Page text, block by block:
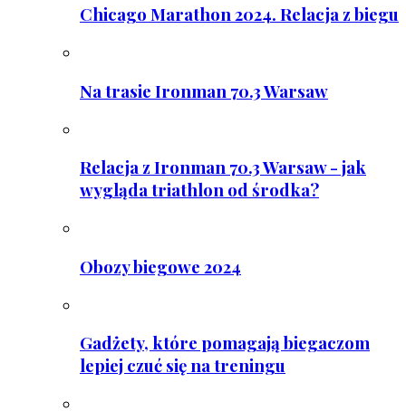
Chicago Marathon 2024. Relacja z biegu
Na trasie Ironman 70.3 Warsaw
Relacja z Ironman 70.3 Warsaw - jak
wygląda triathlon od środka?
Obozy biegowe 2024
Gadżety, które pomagają biegaczom
lepiej czuć się na treningu